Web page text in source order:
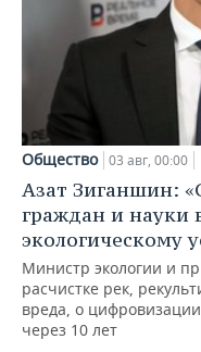
Общество 03 авг, 00:00
Азат Зиганшин:
граждан и науки
экологическому
Министр экологии и
расчистке рек,
вреда, о
через 10 лет